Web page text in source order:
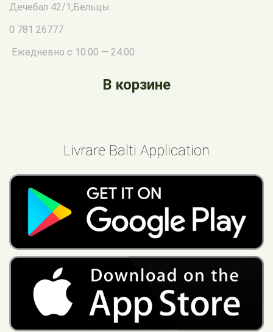
Дечебал 42/1,Бельцы
0 781 26777
Ежедневно с 10.00 — 24.00
В корзине
Livrare Balti Application